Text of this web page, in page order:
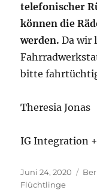
telefonischer
können die
werden. Da wir
bitte
Theresia Jonas
IG Integration
Veröffentlicht
am
Juni 24, 2020
Flüchtlinge